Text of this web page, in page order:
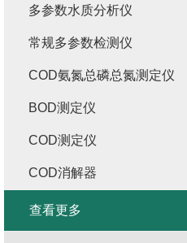
多参数水质分析仪
常规多参数检测仪
COD氨氮总磷总氮测定仪
BOD测定仪
COD测定仪
COD消解器
查看更多